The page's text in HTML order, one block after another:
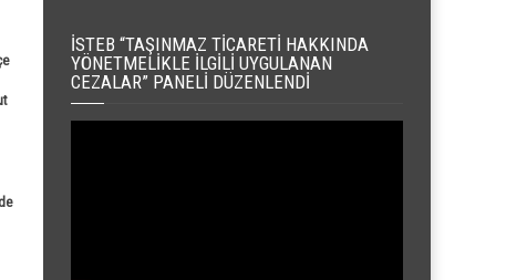
İSTEB “TAŞINMAZ TICARETI HAKKINDA
YÖNETMELIKLE İLGILI UYGULANAN
CEZALAR” PANELI DÜZENLENDI